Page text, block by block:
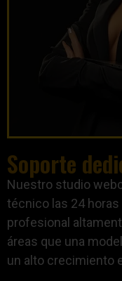
Soporte
Nuestro studio
técnico las 24
profesional
áreas que una
un alto crecimiento